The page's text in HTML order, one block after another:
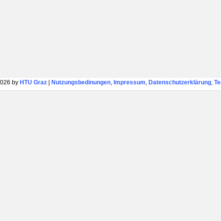
by HTU Graz| Nutzungsbedinungen, Impressum, Datenschutzerklärung,